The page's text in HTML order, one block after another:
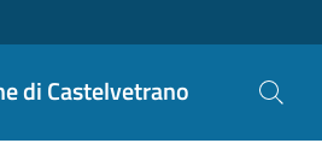
di Castelvetrano